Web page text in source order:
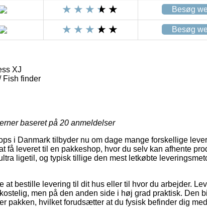
Besøg
Besøg
XJ
Fish finder
baseret på 20 anmeldelser
i Danmark tilbyder nu om dage mange forskellige
få leveret til en pakkeshop, hvor du selv kan afhente
ligetil, og typisk tillige den mest letkøbte
at bestille levering til dit hus eller til hvor du arbejder.
men på den anden side i høj grad praktisk. Den
pakken, hvilket forudsætter at du fysisk befinder dig